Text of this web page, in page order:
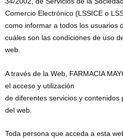
Comercio Electrónico (LSSICE o
como informar a todos los usuarios
cuáles son las condiciones de uso
web.
A través de la Web, FARMACIA
el acceso y utilización
de diferentes servicios y
del web.
Toda persona que acceda a esta